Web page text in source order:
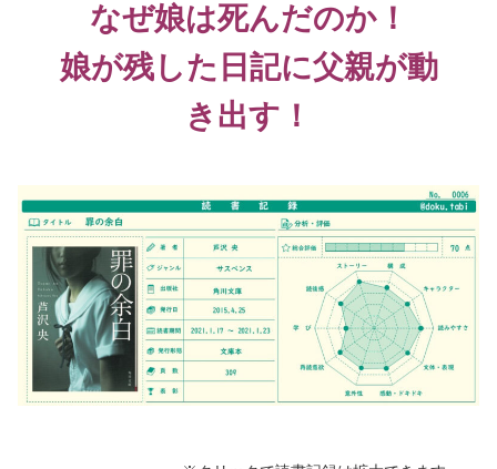
なぜ娘は死んだのか！
娘が残した日記に父親が動
き出す！